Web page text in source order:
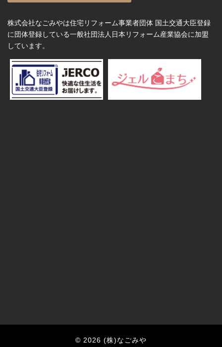
株式会社なごみやは住宅リフォーム事業者団体 国土交通大臣登録
に団体登録している一般社団法人日本リフォーム産業協会に加盟
しています。
© 2026 (株)なごみや